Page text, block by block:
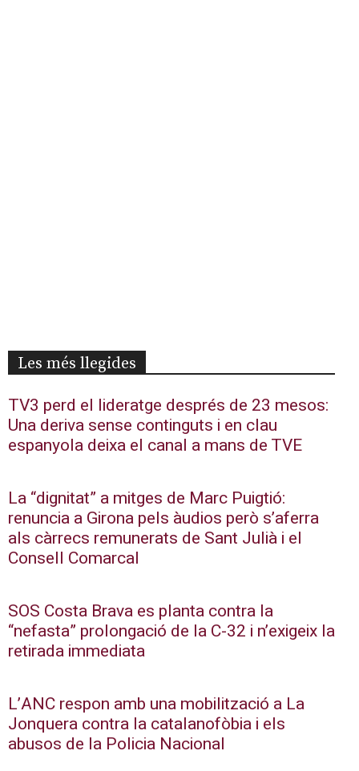
Les més llegides
TV3 perd el lideratge després de 23 mesos:
Una deriva sense continguts i en clau
espanyola deixa el canal a mans de TVE
La “dignitat” a mitges de Marc Puigtió:
renuncia a Girona pels àudios però s’aferra
als càrrecs remunerats de Sant Julià i el
Consell Comarcal
SOS Costa Brava es planta contra la
“nefasta” prolongació de la C-32 i n’exigeix la
retirada immediata
L’ANC respon amb una mobilització a La
Jonquera contra la catalanofòbia i els
abusos de la Policia Nacional